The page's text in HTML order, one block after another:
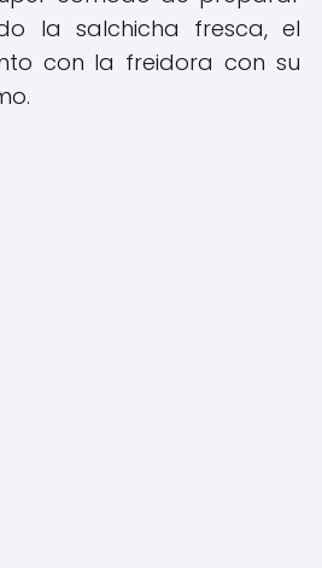
la salchicha fresca, el
con la freidora con su